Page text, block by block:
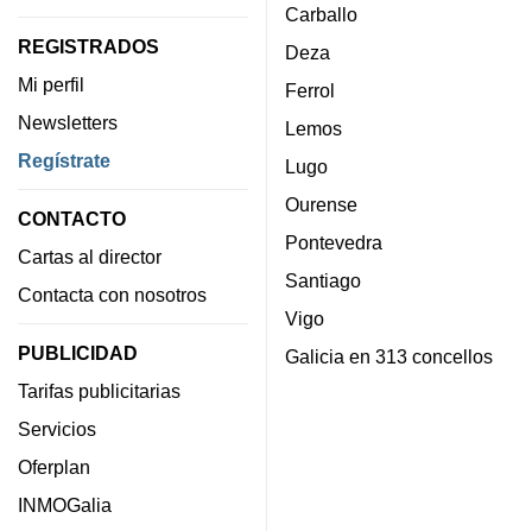
REGISTRADOS
Mi perfil
Newsletters
Regístrate
CONTACTO
Cartas al director
Contacta con nosotros
PUBLICIDAD
Tarifas publicitarias
Servicios
Oferplan
INMOGalia
Carballo
Deza
Ferrol
Lemos
Lugo
Ourense
Pontevedra
Santiago
Vigo
Galicia en 313 concellos